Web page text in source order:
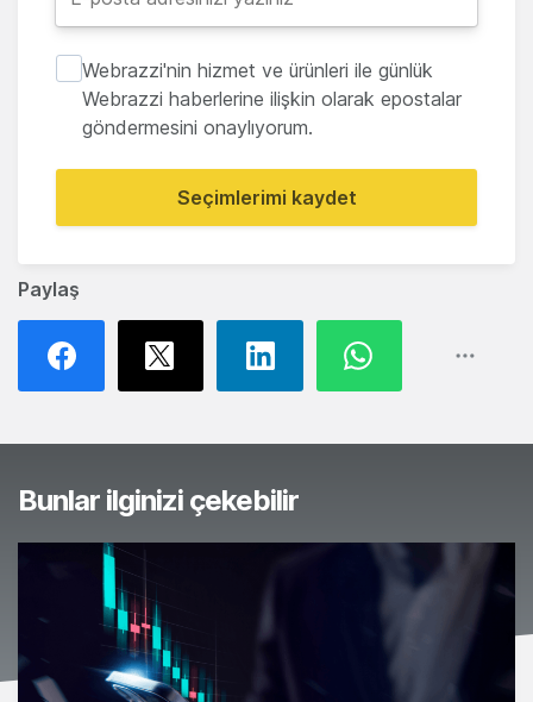
Paylaş
Webrazzi'nin hizmet ve ürünleri ile günlük
Webrazzi haberlerine ilişkin olarak epostalar
göndermesini onaylıyorum.
Seçimlerimi kaydet
Bunlar ilginizi çekebilir